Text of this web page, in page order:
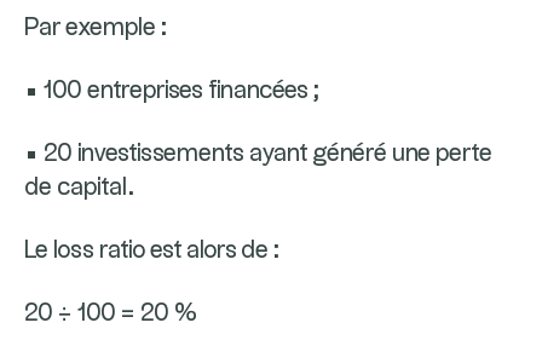
Par exemple :
• 100 entreprises financées ;
• 20 investissements ayant généré une perte
de capital.
Le loss ratio est alors de :
20 ÷ 100 = 20 %